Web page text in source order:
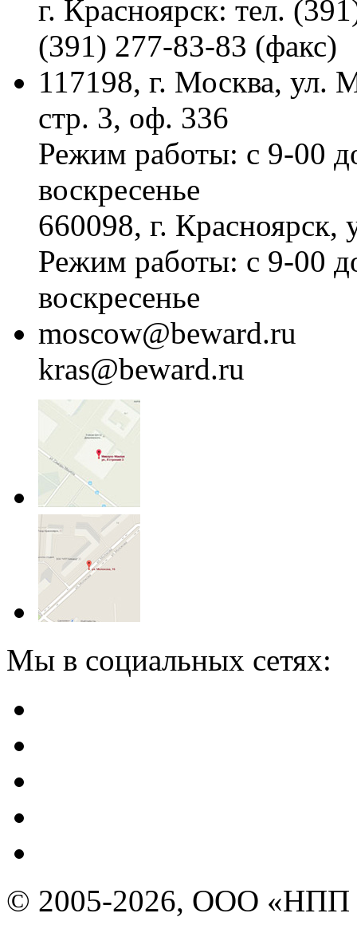
г. Красноярск: тел.
(391) 277-83-83 (факс)
117198, г. Москва, ул.
стр. 3, оф. 336
Режим работы: с 9-00
воскресенье
660098, г.
Режим работы: с 9-00
воскресенье
moscow@beward.ru
kras@beward.ru
Мы в социальных сетях:
© 2005-2026, ООО «НПП